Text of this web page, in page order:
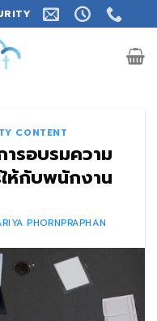
CONTENT
รอบรมความ
ห้กับพนักงาน
PHORNPRAPHAN